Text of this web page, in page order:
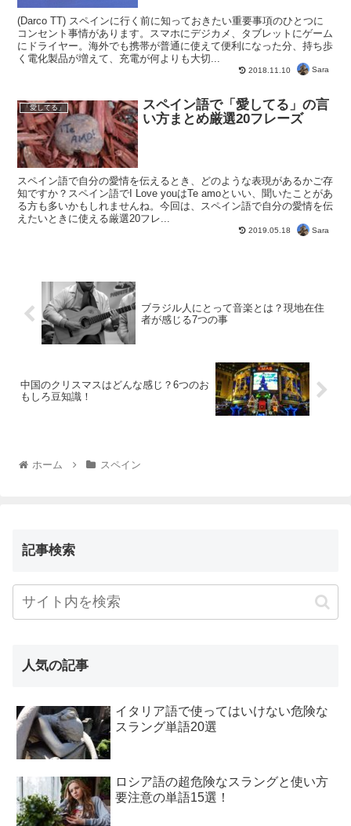
(Darco TT) スペインに行く前に知っておきたい重要事項のひとつに
コンセント事情があります。スマホにデジカメ、タブレットにゲーム
にドライヤー。海外でも携帯が普通に使えて便利になった分、持ち歩
く電化製品が増えて、充電が何よりも大切...
2018.11.10 Sara
「愛してる」
スペイン語で「愛してる」の言
い方まとめ厳選20フレーズ
スペイン語で自分の愛情を伝えるとき、どのような表現があるかご存
知ですか？スペイン語でI Love youはTe amoといい、聞いたことがあ
る方も多いかもしれませんね。今回は、スペイン語で自分の愛情を伝
えたいときに使える厳選20フレ...
2019.05.18 Sara
ブラジル人にとって音楽とは？現地在住
者が感じる7つの事
中国のクリスマスはどんな感じ？6つのお
もしろ豆知識！
ホーム スペイン
記事検索
人気の記事
イタリア語で使ってはいけない危険な
スラング単語20選
ロシア語の超危険なスラングと使い方
要注意の単語15選！